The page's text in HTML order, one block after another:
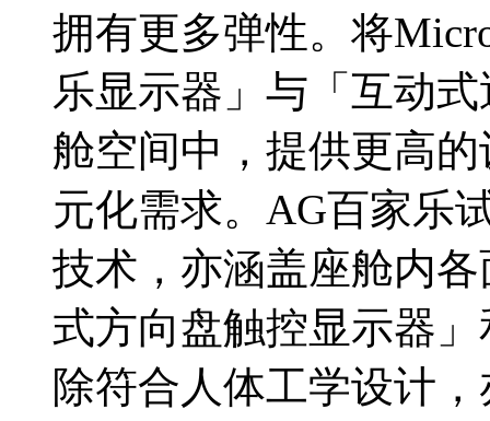
拥有更多弹性。将
乐显示器」与「互动
舱空间中，提供更高
元化需求。AG百家乐
技术，亦涵盖座舱内
式方向盘触控显示器
除符合人体工学设计